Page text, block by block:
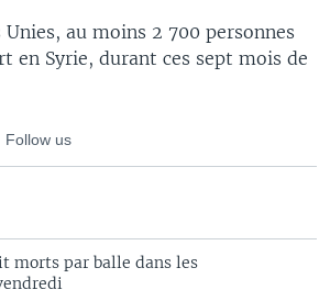
au moins 2 700 personnes
en Syrie, durant ces sept mois de
Follow us
morts par balle dans les